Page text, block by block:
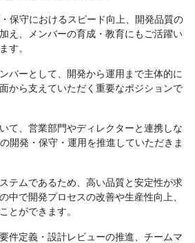
保守におけるスピード向上、開発品質の
え、メンバーの育成・教育にもご活躍い
す。
バーとして、開発から運用まで主体的に
から支えていただく重要なポジションで
て、営業部門やディレクターと連携しな
開発・保守・運用を推進していただきま
テムであるため、高い品質と安定性が求
中で開発プロセスの改善や生産性向上、
とができます。
件定義・設計レビューの推進、チームマ